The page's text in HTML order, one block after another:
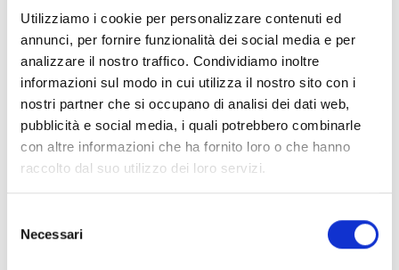
Utilizziamo i cookie per personalizzare contenuti ed
annunci, per fornire funzionalità dei social media e per
analizzare il nostro traffico. Condividiamo inoltre
informazioni sul modo in cui utilizza il nostro sito con i
nostri partner che si occupano di analisi dei dati web,
pubblicità e social media, i quali potrebbero combinarle
con altre informazioni che ha fornito loro o che hanno
raccolto dal suo utilizzo dei loro servizi.
delNecessari
A causa di un inganno del padre, un incallito giocatore
d’azzardo, la liceale Shion si ritrova di punto in bianco
a lavorare e vivere in un negozio di fiori. La ragazza,
che porta nel cuore la ferita per la prematura
scomparsa della madre, trova un sostegno in
Mamyuda, il giovane proprietario del negozio, che per
quanto severo prova compassione per lei e la tratta
con dolcezza. Con il passare dei giorni, in Shion